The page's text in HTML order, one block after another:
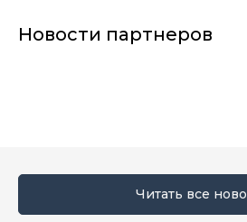
Новости партнеров
Читать все